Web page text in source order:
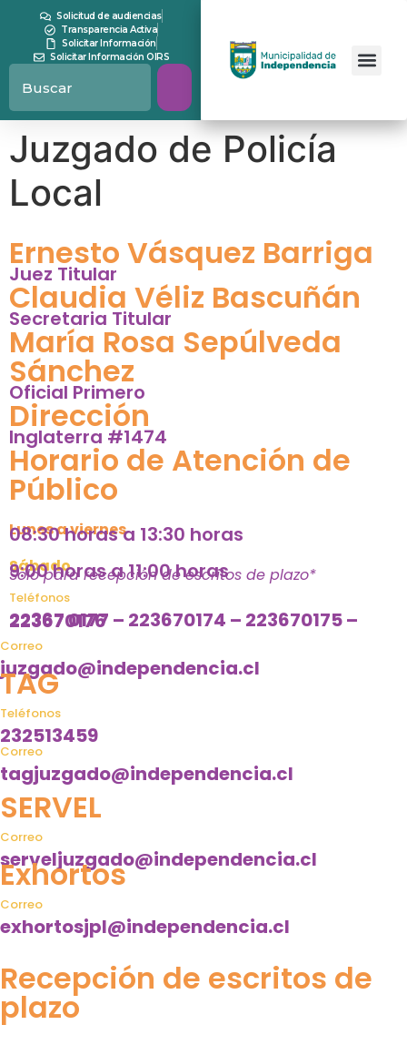
contenidoSolicitud de audiencias
Transparencia Activa
Solicitar Información
Solicitar Información OIRS
Juzgado de Policía
Local
Ernesto Vásquez Barriga
Juez Titular
Claudia Véliz Bascuñán
Secretaria Titular
María Rosa Sepúlveda
Sánchez
Oficial Primero
Dirección
Inglaterra #1474
Horario de Atención de
Público
Lunes a viernes
08:30 horas a 13:30 horas
Sábado
9:00 horas a 11:00 horas
Solo para recepción de escritos de plazo*
Teléfonos
22367 0177 – 223670174 – 223670175 – 223670176
Correo
juzgado@independencia.cl
TAG
Teléfonos
232513459
Correo
tagjuzgado@independencia.cl
SERVEL
Correo
serveljuzgado@independencia.cl
Exhortos
Correo
exhortosjpl@independencia.cl
Recepción de escritos de
plazo